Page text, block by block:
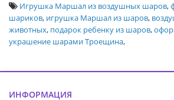
Игрушка Маршал из воздушных шаров,
шариков, игрушка Маршал из шаров,
животных, подарок ребенку из шаров,
украшение шарами Троещина,
ИНФОРМАЦИЯ